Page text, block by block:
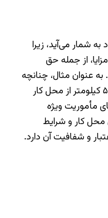
شمار می‌آید، زیرا
از جمله حق
عنوان مثال، چنانچه
کارگر برای انجام وظایف خود بیش از ۵۰ کیلومتر از محل کار
مأموریت ویژه
محل کار و شرایط
و شفافیت آن دارد.